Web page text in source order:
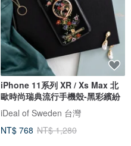
iPhone 11系列 XR / Xs Max 北
歐時尚瑞典流行手機殼-黑彩繽紛
iDeal of Sweden 台灣
NT$ 768 NT$ 1,280